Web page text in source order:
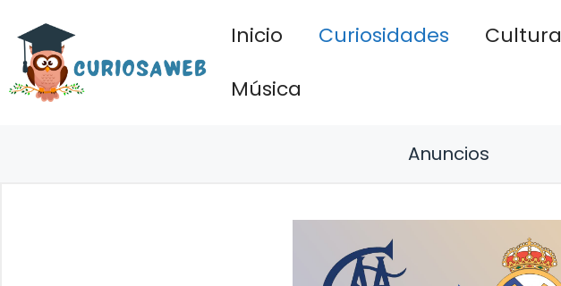
contenido
Inicio Curiosidades Cultura
Música
Anuncios